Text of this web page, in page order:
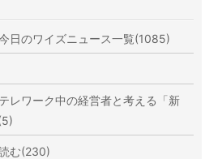
日のワイズニュース一覧(1085)
レワーク中の経営者と考える「新
む(230)